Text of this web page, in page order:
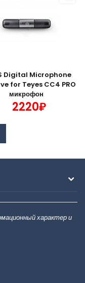
Digital Microphone
for Teyes CC4 PRO
микрофон
2220₽
характер и